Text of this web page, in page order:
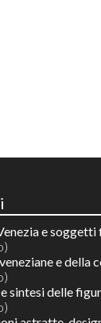
e
e della
sintesi delle